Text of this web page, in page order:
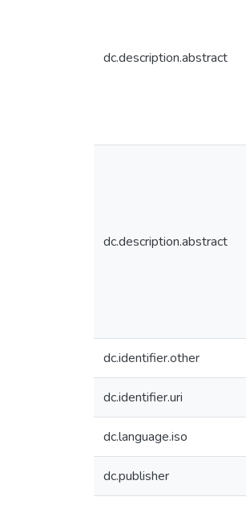
dc.description.abstract
dc.description.abstract
dc.identifier.other
dc.identifier.uri
dc.language.iso
dc.publisher